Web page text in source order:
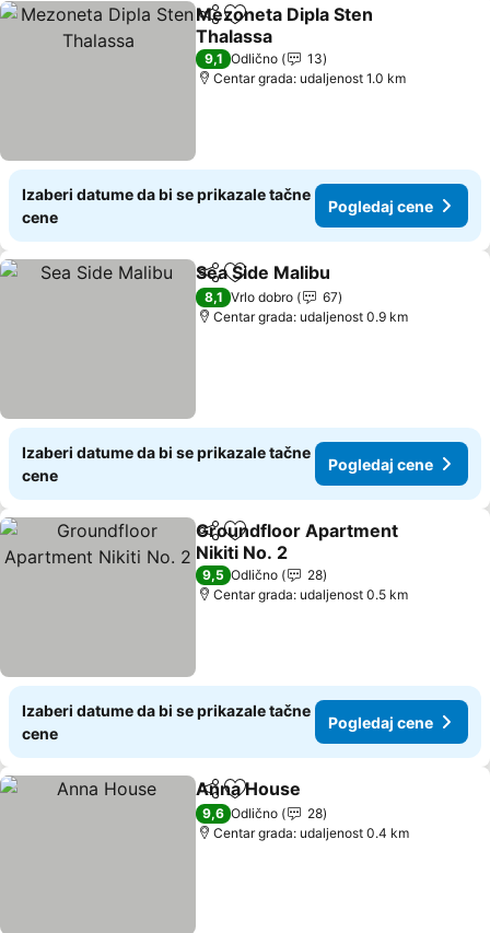
Deli Dodati u favorite
Mezoneta Dipla Sten
Thalassa
9,1 Odlično
13
Centar grada: udaljenost 1.0 km
Izaberi datume da bi se prikazale tačne
cene
Pogledaj cene
Deli Dodati u favorite
Sea Side Malibu
8,1 Vrlo dobro
67
Centar grada: udaljenost 0.9 km
Izaberi datume da bi se prikazale tačne
cene
Pogledaj cene
Deli Dodati u favorite
Groundfloor Apartment
Nikiti No. 2
9,5 Odlično
28
Centar grada: udaljenost 0.5 km
Izaberi datume da bi se prikazale tačne
cene
Pogledaj cene
Deli Dodati u favorite
Anna House
9,6 Odlično
28
Centar grada: udaljenost 0.4 km